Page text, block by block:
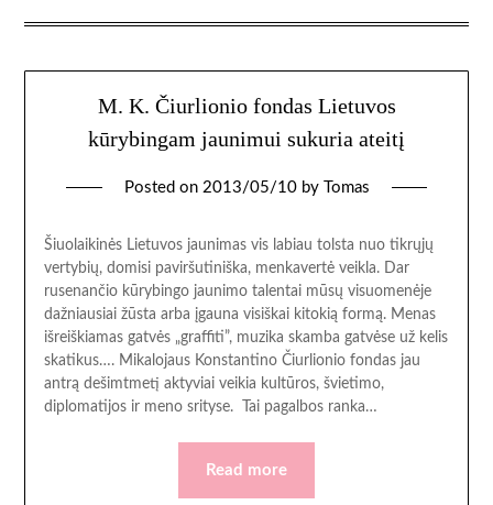
M. K. Čiurlionio fondas Lietuvos
kūrybingam jaunimui sukuria ateitį
Posted on 2013/05/10by Tomas
Šiuolaikinės Lietuvos jaunimas vis labiau tolsta nuo tikrųjų
vertybių, domisi paviršutiniška, menkavertė veikla. Dar
rusenančio kūrybingo jaunimo talentai mūsų visuomenėje
dažniausiai žūsta arba įgauna visiškai kitokią formą. Menas
išreiškiamas gatvės „graffiti”, muzika skamba gatvėse už kelis
skatikus…. Mikalojaus Konstantino Čiurlionio fondas jau
antrą dešimtmetį aktyviai veikia kultūros, švietimo,
diplomatijos ir meno srityse. Tai pagalbos ranka…
Read more